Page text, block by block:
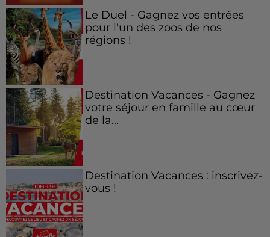
Le Duel - Gagnez vos entrées
pour l'un des zoos de nos
régions !
Destination Vacances - Gagnez
votre séjour en famille au cœur
de la...
Destination Vacances : inscrivez-
vous !